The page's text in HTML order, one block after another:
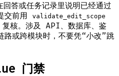
答或任务记录里说明已经通过
交前用 validate_edit_scope
。涉及 API、数据库、鉴
或跨模块时，不要凭“小改”跳
门禁